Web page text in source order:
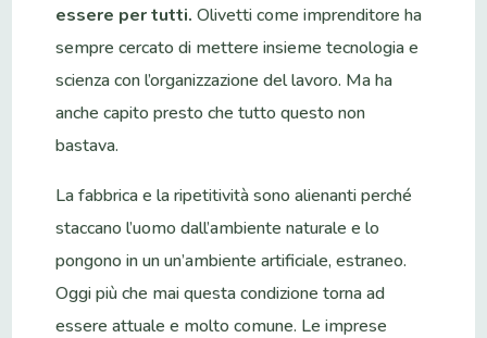
essere per tutti. Olivetti come imprenditore ha
sempre cercato di mettere insieme tecnologia e
scienza con l’organizzazione del lavoro. Ma ha
anche capito presto che tutto questo non
bastava.
La fabbrica e la ripetitività sono alienanti perché
staccano l’uomo dall’ambiente naturale e lo
pongono in un un’ambiente artificiale, estraneo.
Oggi più che mai questa condizione torna ad
essere attuale e molto comune. Le imprese